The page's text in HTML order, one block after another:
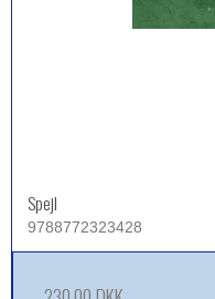
Spejl
9788772323428